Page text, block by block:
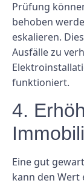
Prüfung
behoben
eskalieren.
Ausfälle zu
funktioniert.
4.
Eine gut
kann den Wert